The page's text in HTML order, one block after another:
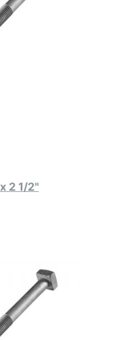
2 1/2"